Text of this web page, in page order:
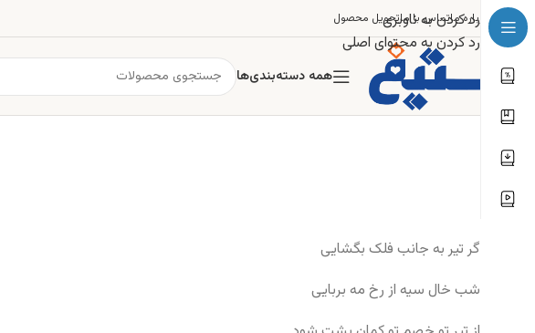
رد کردن به ناوبری
رد کردن به محتوای اصلی
درباره ماتماس با ماتحویل محصول
همه دسته‌بندی‌ها
گر تیر به جانب فلک بگشایی
شب خال سیه از رخ مه بربایی